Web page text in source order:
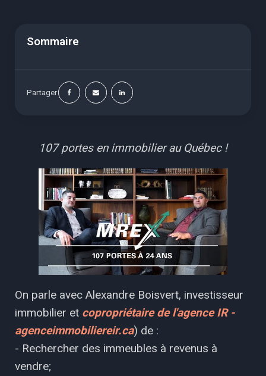
Sommaire
Partager
107 portes en immobilier au Québec !
On parle avec Alexandre Boisvert, investisseur
immobilier et copropriétaire de l'agence IR -
agenceimmobiliereir.ca) de :
- Rechercher des immeubles à revenus à
vendre;